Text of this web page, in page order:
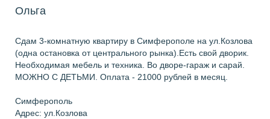
Ольга
Сдам 3-комнатную квартиру в Симферополе на ул.Козлова
(одна остановка от центрального рынка).Есть свой дворик.
Необходимая мебель и техника. Во дворе-гараж и сарай.
МОЖНО С ДЕТЬМИ. Оплата - 21000 рублей в месяц.
Симферополь
Адрес: ул.Козлова